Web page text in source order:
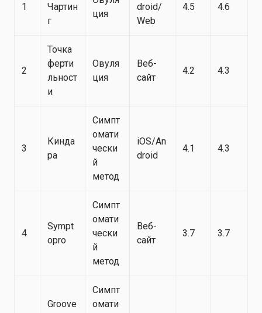
1
Чартин
г
ция
droid/
Web
4.5 4.6
2
Точка
ферти
льност
и
Овуля
ция
Веб-
сайт
4.2 4.3
3
Кинда
ра
Симпт
омати
чески
й
метод
iOS/An
droid
4.1 4.3
4
Sympt
opro
Симпт
омати
чески
й
метод
Веб-
сайт
3.7 3.7
Groove
Симпт
омати